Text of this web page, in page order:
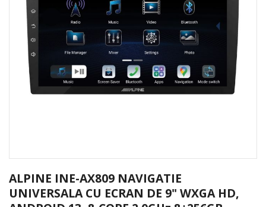
to
the
beginning
ALPINE INE-AX809 NAVIGATIE
UNIVERSALA CU ECRAN DE 9" WXGA HD,